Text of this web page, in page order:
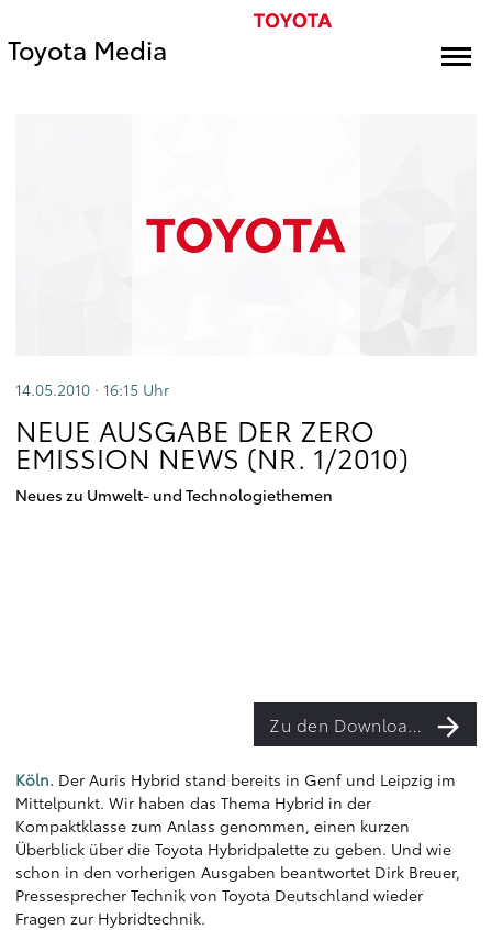
Toyota Media
14.05.2010 · 16:15 Uhr
NEUE AUSGABE DER ZERO
EMISSION NEWS (NR. 1/2010)
Neues zu Umwelt- und Technologiethemen
Zu den Downloads
Köln. Der Auris Hybrid stand bereits in Genf und Leipzig im
Mittelpunkt. Wir haben das Thema Hybrid in der
Kompaktklasse zum Anlass genommen, einen kurzen
Überblick über die Toyota Hybridpalette zu geben. Und wie
schon in den vorherigen Ausgaben beantwortet Dirk Breuer,
Pressesprecher Technik von Toyota Deutschland wieder
Fragen zur Hybridtechnik.